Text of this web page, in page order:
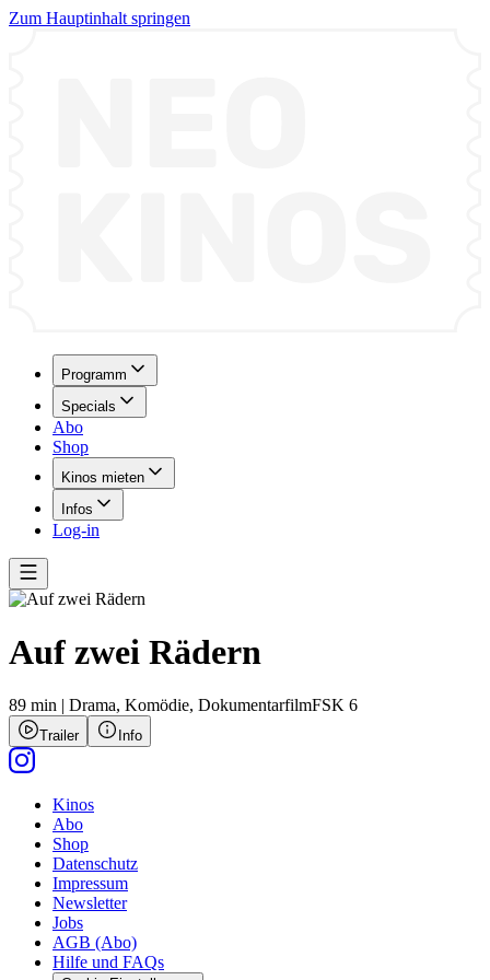
Zum Hauptinhalt springen
Programm
Specials
Abo
Shop
Kinos mieten
Infos
Log-in
Auf zwei Rädern
89 min | Drama, Komödie, DokumentarfilmFSK 6
Trailer Info
Kinos
Abo
Shop
Datenschutz
Impressum
Newsletter
Jobs
AGB (Abo)
Hilfe und FAQs